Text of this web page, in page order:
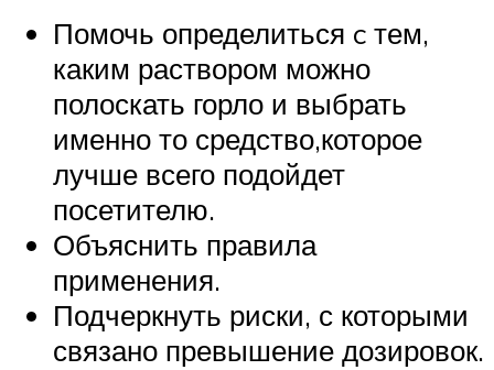
Помочь определиться c тем,
каким раствором можно
полоскать горло и выбрать
именно то средство,которое
лучше всего подойдет
посетителю.
Объяснить правила
применения.
Подчеркнуть риски, с которыми
связано превышение дозировок.